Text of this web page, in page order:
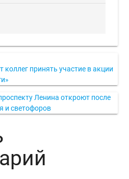
принять участие в акции
Ленина откроют после
и светофоров